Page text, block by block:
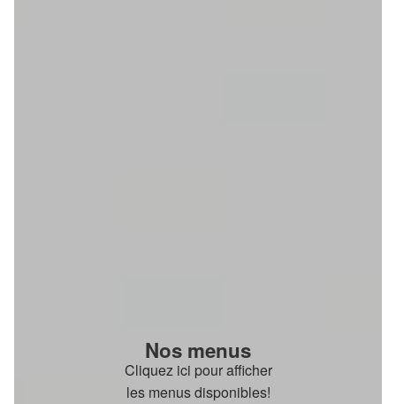
Nos menus
Cliquez ici pour afficher
les menus disponibles!